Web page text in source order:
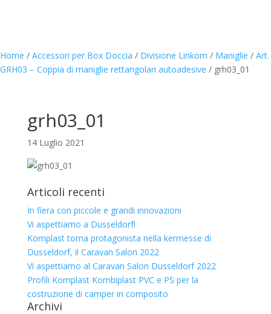
Home / Accessori per Box Doccia / Divisione Linkom / Maniglie / Art.
GRH03 – Coppia di maniglie rettangolari autoadesive / grh03_01
grh03_01
14 Luglio 2021
Articoli recenti
In fiera con piccole e grandi innovazioni
Vi aspettiamo a Dusseldorf!
Komplast torna protagonista nella kermesse di
Dusseldorf, il Caravan Salon 2022
Vi aspettiamo al Caravan Salon Dusseldorf 2022
Profili Komplast Kombiplast PVC e PS per la
costruzione di camper in composito
Archivi